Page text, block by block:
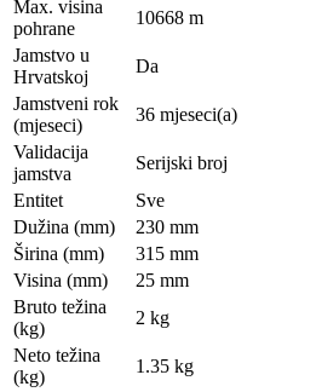
Max. visina
pohrane
10668 m
Jamstvo u
Hrvatskoj
Da
Jamstveni rok
(mjeseci)
36 mjeseci(a)
Validacija
jamstva
Serijski broj
Entitet
Sve
Dužina (mm)
230 mm
Širina (mm)
315 mm
Visina (mm)
25 mm
Bruto težina
(kg)
2 kg
Neto težina
(kg)
1.35 kg